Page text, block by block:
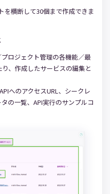
を横断して30個まで作成できま
ロジェクト管理の各機能／最
、作成したサービスの編集と
へのアクセスURL、シークレ
の一覧、API実行のサンプルコ